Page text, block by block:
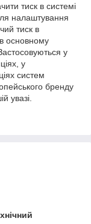
тиск в системі
налаштування
тиск в
основному
у
у
систем
бренду
увазі.